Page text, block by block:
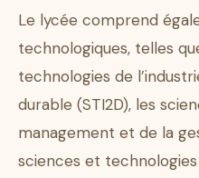
Le lycée comprend
technologiques, telles
technologies de
durable (STI2D), les
management et de la
sciences et